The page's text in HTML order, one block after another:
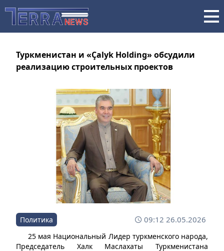
Туркменистан и «Çalyk Holding» обсудили
реализацию строительных проектов
Политика 09:12 26.05.2026
25 мая Национальный Лидер туркменского народа,
Председатель Халк Маслахаты Туркменистана